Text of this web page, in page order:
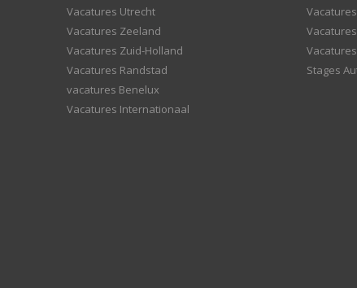
Vacatures Utrecht
Vacatures Zeeland
Vacatures Zuid-Holland
Vacatures Randstad
vacatures Benelux
Vacatures Internationaal
Stages